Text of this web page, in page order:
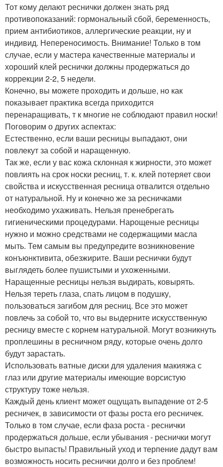
Тот кому делают реснички должен знать ряд
противопоказаний: гормональный сбой, беременность,
прием антибиотиков, аллергические реакции, ну и
индивид. Непереносимость. Внимание! Только в том
случае, если у мастера качественные материалы и
хороший клей реснички должны продержаться до
коррекции 2-2, 5 недели.
Конечно, вы можете проходить и дольше, но как
показывает практика всегда приходится
перенаращивать, т к многие не соблюдают правил носки!
Поговорим о других аспектах:
Естественно, если ваши ресницы выпадают, они
повлекут за собой и наращенную.
Так же, если у вас кожа склонная к жирности, это может
повлиять на срок носки ресниц, т. к. клей потеряет свои
свойства и искусственная ресница отвалится отдельно
от натуральной. Ну и конечно же за ресничками
необходимо ухаживать. Нельзя пренебрегать
гигиеническими процедурами. Нарощеные ресницы
нужно и можно средствами не содержащими масла
мыть. Тем самым вы предупредите возникновение
конъюнктивита, обезжирите. Ваши реснички будут
выглядеть более пушистыми и ухоженными.
Наращенные ресницы нельзя выдирать, ковырять.
Нельзя тереть глаза, спать лицом в подушку,
пользоваться загибом для ресниц. Все это может
повлечь за собой то, что вы выдерните искусственную
ресницу вместе с корнем натуральной. Могут возникнуть
проплешины в ресничном ряду, которые очень долго
будут зарастать.
Использовать ватные диски для удаления макияжа с
глаз или другие материалы имеющие ворсистую
структуру тоже нельзя.
Каждый день клиент может ощущать выпадение от 2-5
ресничек, в зависимости от фазы роста его ресничек.
Только в том случае, если фаза роста - реснички
продержаться дольше, если убывания - реснички могут
быстро выпасть! Правильный уход и терпение дадут вам
возможность носить реснички долго и без проблем!